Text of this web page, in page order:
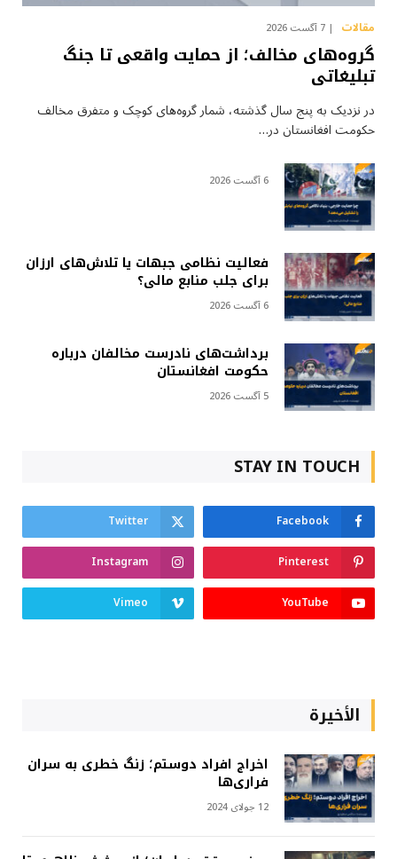
مقالات 7 آگست 2026
گروه‌های مخالف؛ از حمایت واقعی تا جنگ
تبلیغاتی
در نزدیک به پنج سال گذشته، شمار گروه‌های کوچک و متفرق مخالف
حکومت افغانستان در…
6 آگست 2026
فعالیت نظامی جبهات یا تلاش‌های ارزان
برای جلب منابع مالی؟
6 آگست 2026
برداشت‌های نادرست مخالفان درباره
حکومت افغانستان
5 آگست 2026
STAY IN TOUCH
Facebook
Twitter
Pinterest
Instagram
YouTube
Vimeo
الأخيرة
اخراج افراد دوستم؛ زنگ خطری به سران
فراری‌ها
12 جولای 2024